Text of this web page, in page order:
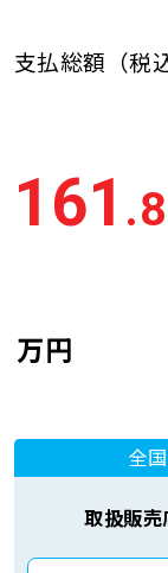
支払総額（税
161 .8
万円
全
取扱販売